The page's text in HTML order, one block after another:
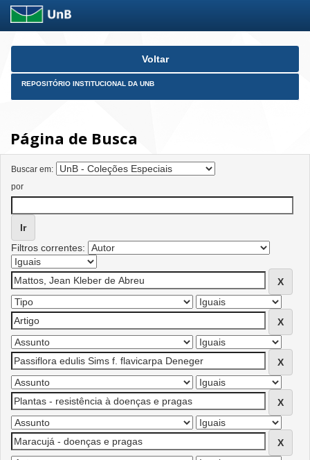
Skip
Voltar
REPOSITÓRIO INSTITUCIONAL DA UNB
Página de Busca
Buscar em:
por
Filtros correntes: